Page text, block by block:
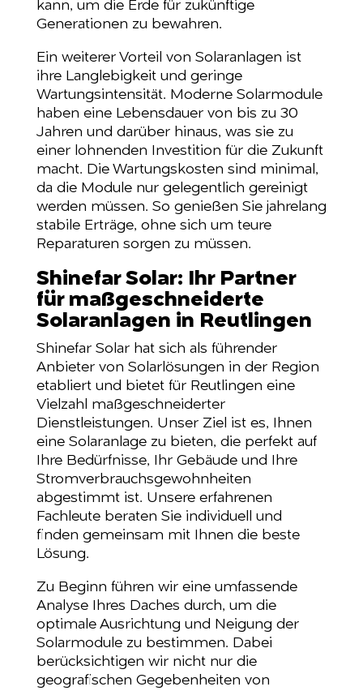
kann, um die Erde für zukünftige
Generationen zu bewahren.
Ein weiterer Vorteil von Solaranlagen ist
ihre Langlebigkeit und geringe
Wartungsintensität. Moderne Solarmodule
haben eine Lebensdauer von bis zu 30
Jahren und darüber hinaus, was sie zu
einer lohnenden Investition für die Zukunft
macht. Die Wartungskosten sind minimal,
da die Module nur gelegentlich gereinigt
werden müssen. So genießen Sie jahrelang
stabile Erträge, ohne sich um teure
Reparaturen sorgen zu müssen.
Shinefar Solar: Ihr Partner
für maßgeschneiderte
Solaranlagen in Reutlingen
Shinefar Solar hat sich als führender
Anbieter von Solarlösungen in der Region
etabliert und bietet für Reutlingen eine
Vielzahl maßgeschneiderter
Dienstleistungen. Unser Ziel ist es, Ihnen
eine Solaranlage zu bieten, die perfekt auf
Ihre Bedürfnisse, Ihr Gebäude und Ihre
Stromverbrauchsgewohnheiten
abgestimmt ist. Unsere erfahrenen
Fachleute beraten Sie individuell und
finden gemeinsam mit Ihnen die beste
Lösung.
Zu Beginn führen wir eine umfassende
Analyse Ihres Daches durch, um die
optimale Ausrichtung und Neigung der
Solarmodule zu bestimmen. Dabei
berücksichtigen wir nicht nur die
geografischen Gegebenheiten von